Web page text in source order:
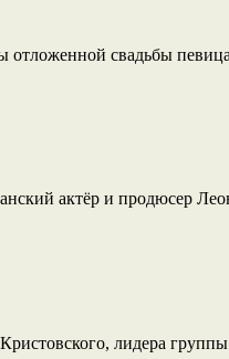
свадьбы
актёр и продюсер
лидера